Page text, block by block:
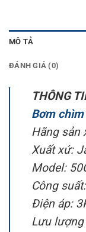
MÔ TẢ
ĐÁNH GIÁ (0)
THÔNG
Bơm
Hãng sản
Xuất xứ:
Model:
Công
Điện áp:
Lưu